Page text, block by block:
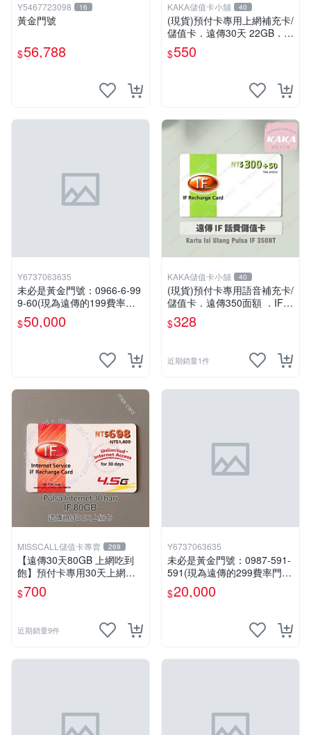
Y5467723098 16
黃金門號
$56,788
KAKA儲值卡小舖 40
(現貨)預付卡專用上網補充卡/
儲值卡．遠傳30天 22GB．上
網吃到飽．IF499．遠傳外籍
可儲 [KAKA儲值卡小舖]
$550
Y6737063635
未必是黃金門號：0966-6-99
9-60(現為遠傳的199費率門
號，屆時將以無約狀態過
戶)。
$50,000
KAKA儲值卡小舖 40
(現貨)預付卡專用語音補充卡/
儲值卡．遠傳350面額 ．IF 3
50 [KAKA儲值卡小舖]
$328
近期銷量1件
MISSCALL儲值卡專賣 269
【遠傳30天80GB 上網吃到
飽】預付卡專用30天上網補
充卡/儲值卡．台灣人可儲．I
nternet ifu．IF698⚡MissCall
$700
近期銷量9件
Y6737063635
未必是黃金門號：0987-591-
591(現為遠傳的299費率門
號，屆時將以無約狀態過
戶)。
$20,000